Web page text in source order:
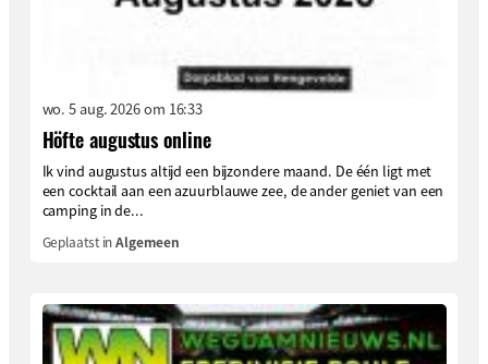
wo. 5 aug. 2026 om 16:33
Höfte augustus online
Ik vind augustus altijd een bijzondere maand. De één ligt met
een cocktail aan een azuurblauwe zee, de ander geniet van een
camping in de...
Geplaatst inAlgemeen